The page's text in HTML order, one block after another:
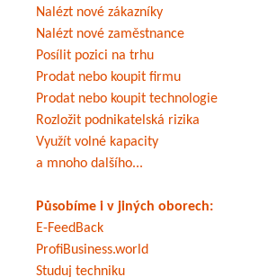
Nalézt nové zákazníky
Nalézt nové zaměstnance
Posílit pozici na trhu
Prodat nebo koupit firmu
Prodat nebo koupit technologie
Rozložit podnikatelská rizika
Využít volné kapacity
a mnoho dalšího...
Působíme i v jiných oborech:
E-FeedBack
ProfiBusiness.world
Studuj techniku